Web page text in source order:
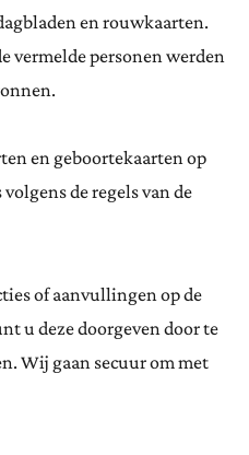
en rouwkaarten.
vermelde personen werden
en geboortekaarten op
de regels van de
of aanvullingen op de
u deze doorgeven door te
Wij gaan secuur om met